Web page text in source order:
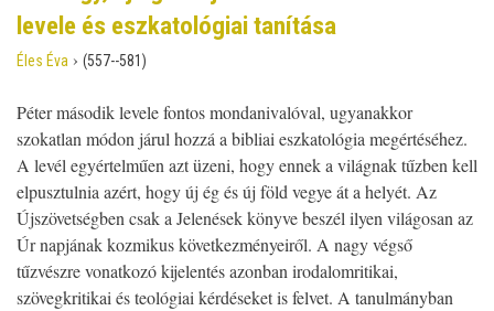
levele és eszkatológiai tanítása
Éles Éva › (557--581)
Péter második levele fontos mondanivalóval, ugyanakkor
szokatlan módon járul hozzá a bibliai eszkatológia megértéséhez.
A levél egyértelműen azt üzeni, hogy ennek a világnak tűzben kell
elpusztulnia azért, hogy új ég és új föld vegye át a helyét. Az
Újszövetségben csak a Jelenések könyve beszél ilyen világosan az
Úr napjának kozmikus következményeiről. A nagy végső
tűzvészre vonatkozó kijelentés azonban irodalomritikai,
szövegkritikai és teológiai kérdéseket is felvet. A tanulmányban